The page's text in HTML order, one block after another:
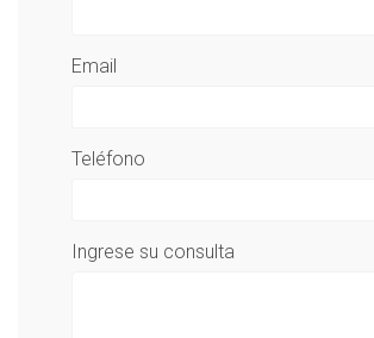
Email
Teléfono
Ingrese su consulta